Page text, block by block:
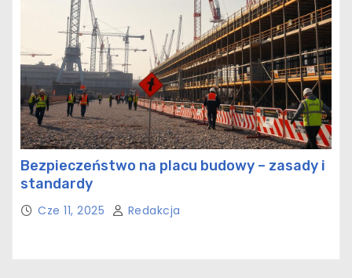
Bezpieczeństwo na placu budowy – zasady i
standardy
Cze 11, 2025 Redakcja